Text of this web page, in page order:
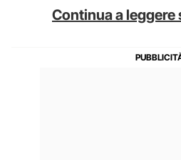
Continua a leggere